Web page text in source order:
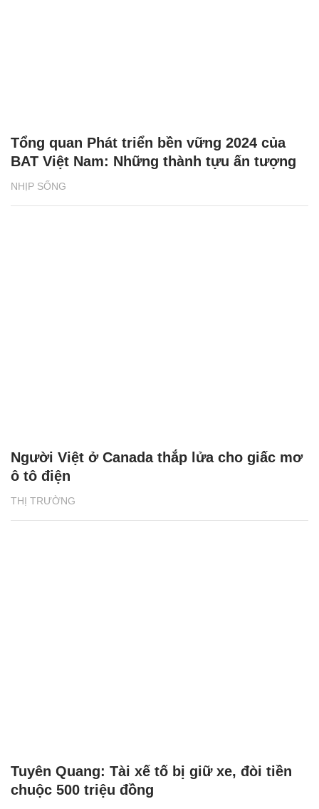
NHỊP SỐNG
Tổng quan Phát triển bền vững 2024 của
BAT Việt Nam: Những thành tựu ấn tượng
THỊ TRƯỜNG
Người Việt ở Canada thắp lửa cho giấc mơ
ô tô điện
Tuyên Quang: Tài xế tố bị giữ xe, đòi tiền
chuộc 500 triệu đồng